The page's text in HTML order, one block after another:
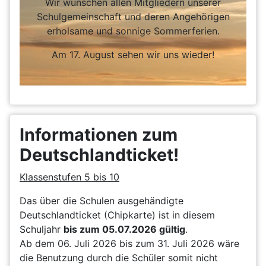
Wir wünschen allen Mitgliedern unserer
Schulgemeinschaft und deren Angehörigen
erholsame und sonnige Sommerferien.
Am 17. August sehen wir uns wieder!
Informationen zum
Deutschlandticket!
Klassenstufen 5 bis 10
Das über die Schulen ausgehändigte
Deutschlandticket (Chipkarte) ist in diesem
Schuljahr bis zum 05.07.2026 gültig.
Ab dem 06. Juli 2026 bis zum 31. Juli 2026 wäre
die Benutzung durch die Schüler somit nicht